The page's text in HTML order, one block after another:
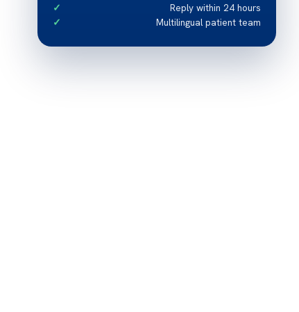
Reply within 24 hours
Multilingual patient team